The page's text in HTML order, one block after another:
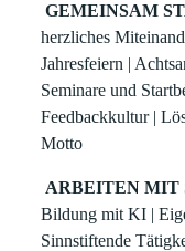
GEMEINSAM
herzliches
Jahresfeiern |
Seminare und
Feedbackkultur |
Motto
ARBEITEN MIT
Bildung mit KI |
Sinnstiftende